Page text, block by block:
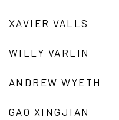
XAVIER VALLS
WILLY VARLIN
ANDREW WYETH
GAO XINGJIAN